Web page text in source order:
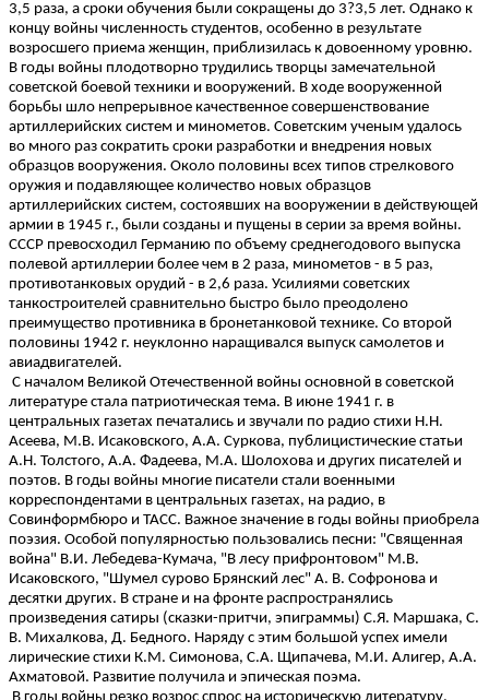
3,5 раза, а сроки обучения были сокращены до 3?3,5 лет. Однако к
концу войны численность студентов, особенно в результате
возросшего приема женщин, приблизилась к довоенному уровню.
В годы войны плодотворно трудились творцы замечательной
советской боевой техники и вооружений. В ходе вооруженной
борьбы шло непрерывное качественное совершенствование
артиллерийских систем и минометов. Советским ученым удалось
во много раз сократить сроки разработки и внедрения новых
образцов вооружения. Около половины всех типов стрелкового
оружия и подавляющее количество новых образцов
артиллерийских систем, состоявших на вооружении в действующей
армии в 1945 г., были созданы и пущены в серии за время войны.
СССР превосходил Германию по объему среднегодового выпуска
полевой артиллерии более чем в 2 раза, минометов - в 5 раз,
противотанковых орудий - в 2,6 раза. Усилиями советских
танкостроителей сравнительно быстро было преодолено
преимущество противника в бронетанковой технике. Со второй
половины 1942 г. неуклонно наращивался выпуск самолетов и
авиадвигателей.
С началом Великой Отечественной войны основной в советской
литературе стала патриотическая тема. В июне 1941 г. в
центральных газетах печатались и звучали по радио стихи Н.Н.
Асеева, М.В. Исаковского, А.А. Суркова, публицистические статьи
А.Н. Толстого, А.А. Фадеева, М.А. Шолохова и других писателей и
поэтов. В годы войны многие писатели стали военными
корреспондентами в центральных газетах, на радио, в
Совинформбюро и ТАСС. Важное значение в годы войны приобрела
поэзия. Особой популярностью пользовались песни: "Священная
война" В.И. Лебедева-Кумача, "В лесу прифронтовом" М.В.
Исаковского, "Шумел сурово Брянский лес" А. В. Софронова и
десятки других. В стране и на фронте распространялись
произведения сатиры (сказки-притчи, эпиграммы) С.Я. Маршака, С.
В. Михалкова, Д. Бедного. Наряду с этим большой успех имели
лирические стихи К.М. Симонова, С.А. Щипачева, М.И. Алигер, А.А.
Ахматовой. Развитие получила и эпическая поэма.